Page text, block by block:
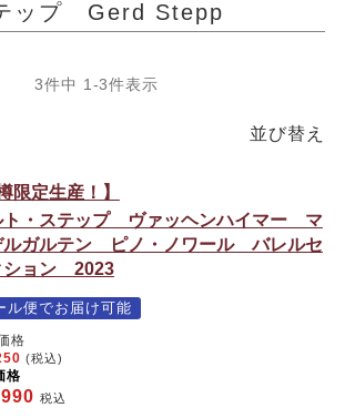
ップ Gerd Stepp
並び替え
3件中 1 -3件表示
限定生産！】
ト・ステップ ヴァッヘンハイマー マ
ルガルテン ピノ・ノワール バレルセ
ション 2023
ル便でお届け可能
格
(税込)
格
税込